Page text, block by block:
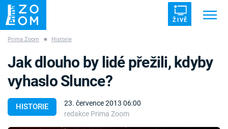
ŽIVĚ
ZÁHADY VETŘELCI DÁVNOVĚKU
Prima Zoom ■ Historie
HISTORIE
23. července 2013 06:00
redakce Prima Zoom
Jak dlouho by lidé přežili, kdyby
vyhaslo Slunce?